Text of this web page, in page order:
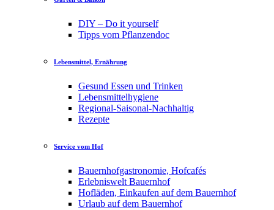
DIY – Do it yourself
Tipps vom Pflanzendoc
Lebensmittel, Ernährung
Gesund Essen und Trinken
Lebensmittelhygiene
Regional-Saisonal-Nachhaltig
Rezepte
Service vom Hof
Bauernhofgastronomie, Hofcafés
Erlebniswelt Bauernhof
Hofläden, Einkaufen auf dem Bauernhof
Urlaub auf dem Bauernhof